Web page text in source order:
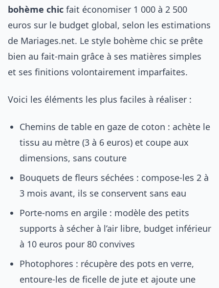
bohème chic fait économiser 1 000 à 2 500
euros sur le budget global, selon les estimations
de Mariages.net. Le style bohème chic se prête
bien au fait-main grâce à ses matières simples
et ses finitions volontairement imparfaites.
Voici les éléments les plus faciles à réaliser :
Chemins de table en gaze de coton : achète le
tissu au mètre (3 à 6 euros) et coupe aux
dimensions, sans couture
Bouquets de fleurs séchées : compose-les 2 à
3 mois avant, ils se conservent sans eau
Porte-noms en argile : modèle des petits
supports à sécher à l’air libre, budget inférieur
à 10 euros pour 80 convives
Photophores : récupère des pots en verre,
entoure-les de ficelle de jute et ajoute une